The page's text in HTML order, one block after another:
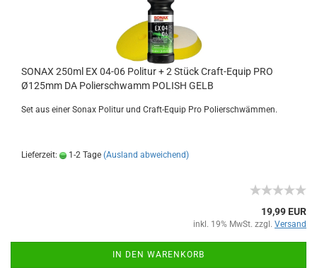
SONAX 250ml EX 04-06 Politur + 2 Stück Craft-Equip PRO
Ø125mm DA Polierschwamm POLISH GELB
Set aus einer Sonax Politur und Craft-Equip Pro Polierschwämmen.
Lieferzeit: 1-2 Tage (Ausland abweichend)
19,99 EUR
inkl. 19% MwSt. zzgl. Versand
IN DEN WARENKORB